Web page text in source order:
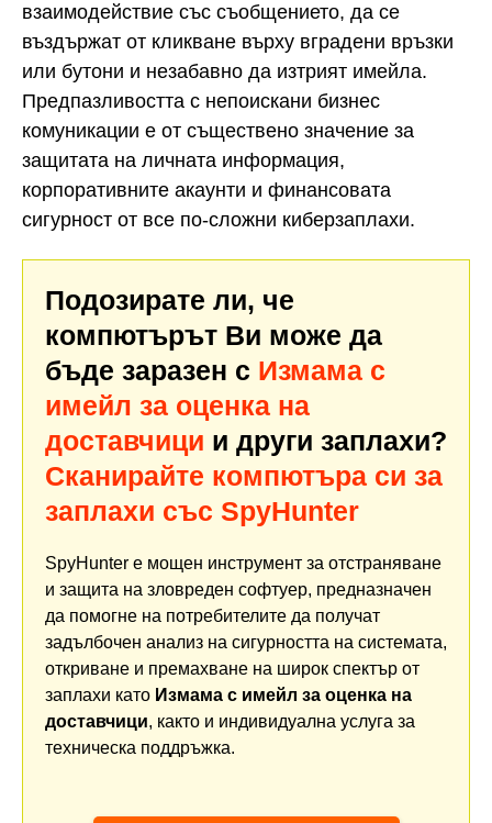
взаимодействие със съобщението, да се
въздържат от кликване върху вградени връзки
или бутони и незабавно да изтрият имейла.
Предпазливостта с непоискани бизнес
комуникации е от съществено значение за
защитата на личната информация,
корпоративните акаунти и финансовата
сигурност от все по-сложни киберзаплахи.
Подозирате ли, че
компютърът Ви може да
бъде заразен с Измама с
имейл за оценка на
доставчици и други заплахи?
Сканирайте компютъра си за
заплахи със SpyHunter
SpyHunter е мощен инструмент за отстраняване
и защита на зловреден софтуер, предназначен
да помогне на потребителите да получат
задълбочен анализ на сигурността на системата,
откриване и премахване на широк спектър от
заплахи като Измама с имейл за оценка на
доставчици, както и индивидуална услуга за
техническа поддръжка.